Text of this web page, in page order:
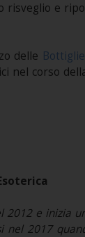
e
delle
nel corso
2012 e inizia
2017